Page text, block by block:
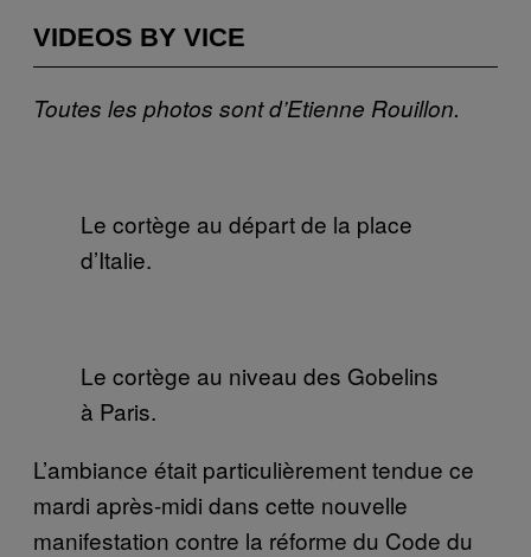
VIDEOS BY VICE
Toutes les photos sont d’Etienne Rouillon.
Le cortège au départ de la place
d’Italie.
Le cortège au niveau des Gobelins
à Paris.
L’ambiance était particulièrement tendue ce
mardi après-midi dans cette nouvelle
manifestation contre la réforme du Code du